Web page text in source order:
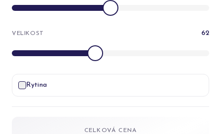
VELIKOST 62
Rytina
CELKOVÁ CENA